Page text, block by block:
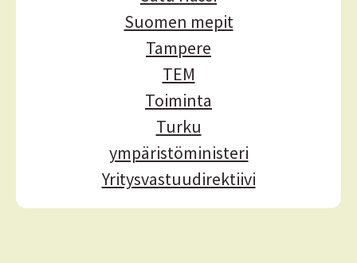
Suomen mepit
Tampere
TEM
Toiminta
Turku
ympäristöministeri
Yritysvastuudirektiivi